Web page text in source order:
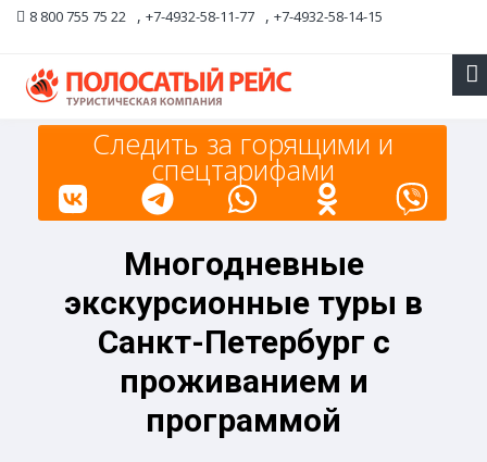
8 800 755 75 22 , +7-4932-58-11-77 , +7-4932-58-14-15
Следить за горящими и
спецтарифами
Многодневные
экскурсионные туры в
Санкт-Петербург с
проживанием и
программой